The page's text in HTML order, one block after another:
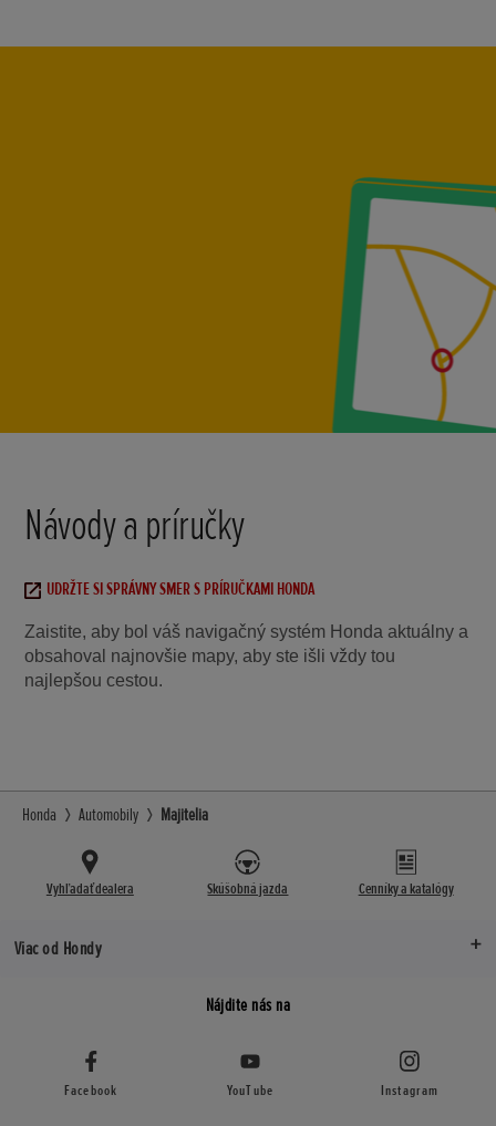
Návody a príručky
UDRŽTE SI SPRÁVNY SMER S PRÍRUČKAMI HONDA
Zaistite, aby bol váš navigačný systém Honda aktuálny a
obsahoval najnovšie mapy, aby ste išli vždy tou
najlepšou cestou.
Honda Automobily Majitelia
Vyhľadať dealera Skúšobná jazda Cenníky a katalógy
Viac od Hondy
Nájdite nás na
Facebook YouTube Instagram